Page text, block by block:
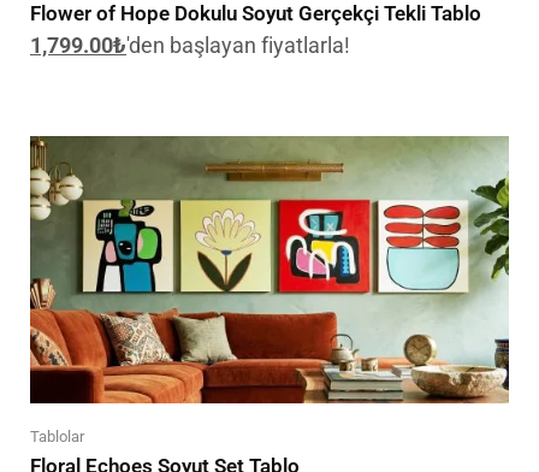
Flower of Hope Dokulu Soyut Gerçekçi Tekli Tablo
1,799.00₺'den başlayan fiyatlarla!
Tablolar
Floral Echoes Soyut Set Tablo